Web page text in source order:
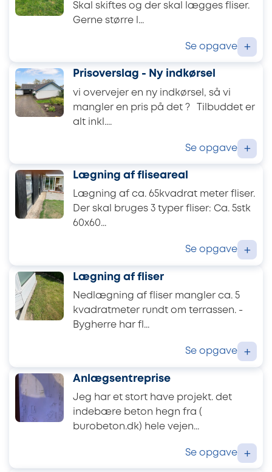
Skal skiftes og der skal lægges fliser.
Gerne større l...
Se opgave +
Prisoverslag - Ny indkørsel
vi overvejer en ny indkørsel, så vi
mangler en pris på det ? Tilbuddet er
alt inkl....
Se opgave +
Lægning af fliseareal
Lægning af ca. 65kvadrat meter fliser.
Der skal bruges 3 typer fliser: Ca. 5stk
60x60...
Se opgave +
Lægning af fliser
Nedlægning af fliser mangler ca. 5
kvadratmeter rundt om terrassen. -
Bygherre har fl...
Se opgave +
Anlægsentreprise
Jeg har et stort have projekt. det
indebære beton hegn fra (
burobeton.dk) hele vejen...
Se opgave +